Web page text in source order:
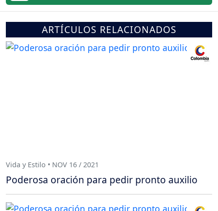
ARTÍCULOS RELACIONADOS
Vida y Estilo • NOV 16 / 2021
Poderosa oración para pedir pronto auxilio